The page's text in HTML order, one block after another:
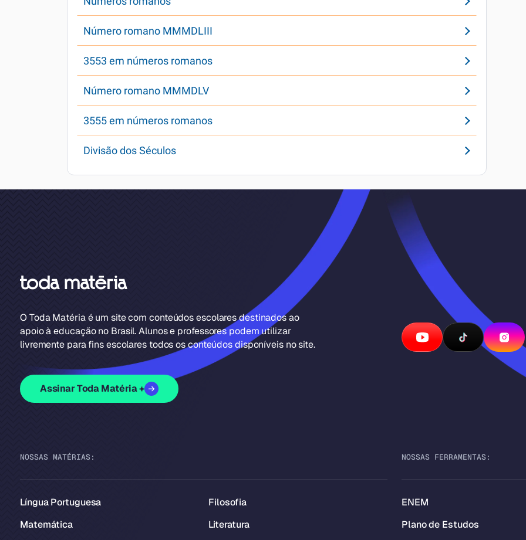
Número romano MMMDLIII
3553 em números romanos
Número romano MMMDLV
3555 em números romanos
Divisão dos Séculos
O Toda Matéria é um site com conteúdos escolares destinados ao
apoio à educação no Brasil. Alunos e professores podem utilizar
livremente para fins escolares todos os conteúdos disponíveis no site.
Assinar Toda Matéria +
NOSSAS MATÉRIAS:
Língua Portuguesa
Matemática
Filosofia
Literatura
NOSSAS FERRAMENTAS:
ENEM
Plano de Estudos